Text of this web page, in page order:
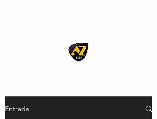
Entrada